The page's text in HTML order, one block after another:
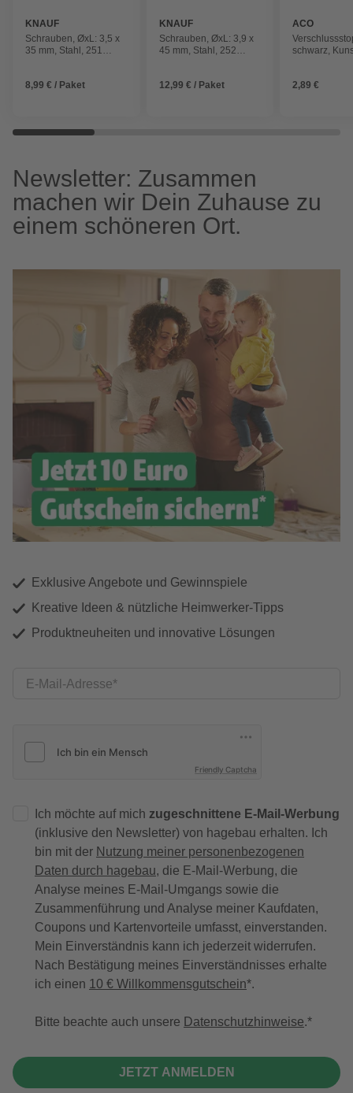
KNAUF
Schrauben, ØxL: 3,5 x
35 mm, Stahl, 251
8,99 € / Paket
KNAUF
Schrauben, ØxL: 3,9 x
45 mm, Stahl, 252
12,99 € / Paket
ACO
schwarz,
2,89 €
Newsletter: Zusammen
machen wir Dein Zuhause zu
einem schöneren Ort.
Exklusive Angebote und Gewinnspiele
Kreative Ideen & nützliche Heimwerker-Tipps
Produktneuheiten und innovative Lösungen
E-Mail-Adresse
Friendly Captcha
Ich möchte auf mich zugeschnittene E-Mail-Werbung
(inklusive den Newsletter) von hagebau erhalten. Ich
bin mit der Nutzung meiner personenbezogenen
Daten durch hagebau, die E-Mail-Werbung, die
Analyse meines E-Mail-Umgangs sowie die
Zusammenführung und Analyse meiner Kaufdaten,
Coupons und Kartenvorteile umfasst, einverstanden.
Mein Einverständnis kann ich jederzeit widerrufen.
Nach Bestätigung meines Einverständnisses erhalte
ich einen 10 € Willkommensgutschein*.
Bitte beachte auch unsere Datenschutzhinweise.
JETZT ANMELDEN